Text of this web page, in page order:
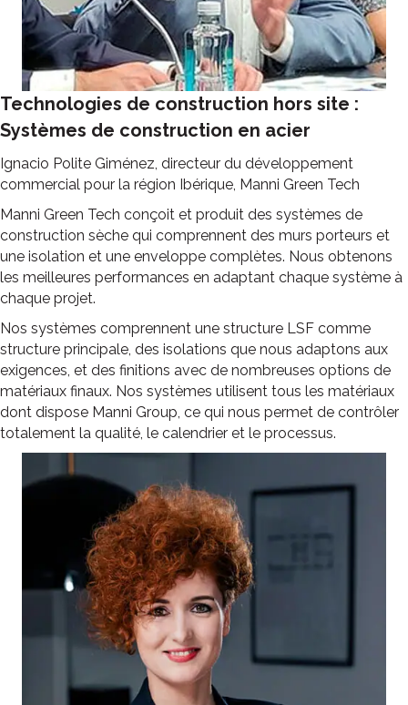
Technologies de construction hors site :
Systèmes de construction en acier
Ignacio Polite Giménez, directeur du développement
commercial pour la région Ibérique, Manni Green Tech
Manni Green Tech conçoit et produit des systèmes de
construction sèche qui comprennent des murs porteurs et
une isolation et une enveloppe complètes. Nous obtenons
les meilleures performances en adaptant chaque système à
chaque projet.
Nos systèmes comprennent une structure LSF comme
structure principale, des isolations que nous adaptons aux
exigences, et des finitions avec de nombreuses options de
matériaux finaux. Nos systèmes utilisent tous les matériaux
dont dispose Manni Group, ce qui nous permet de contrôler
totalement la qualité, le calendrier et le processus.